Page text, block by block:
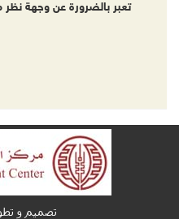
تعبر بالضرورة عن وجهة نظر
تصميم و